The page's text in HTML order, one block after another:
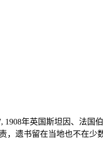
1908年英国斯坦因、法
遗书留在当地也不在少